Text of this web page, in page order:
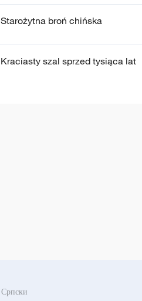
Starożytna broń chińska
Kraciasty szal sprzed tysiąca lat
Српски